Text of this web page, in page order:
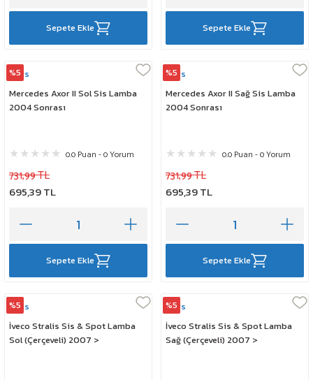
Sepete Ekle Sepete Ekle
%5
Mars
Mercedes Axor II Sol Sis Lamba
2004 Sonrası
0.0 Puan - 0 Yorum
731,99 TL
695,39 TL
Sepete Ekle
%5
Mars
Mercedes Axor II Sağ Sis Lamba
2004 Sonrası
0.0 Puan - 0 Yorum
731,99 TL
695,39 TL
Sepete Ekle
%5
Mars
İveco Stralis Sis & Spot Lamba
Sol (Çerçeveli) 2007 >
%5
Mars
İveco Stralis Sis & Spot Lamba
Sağ (Çerçeveli) 2007 >